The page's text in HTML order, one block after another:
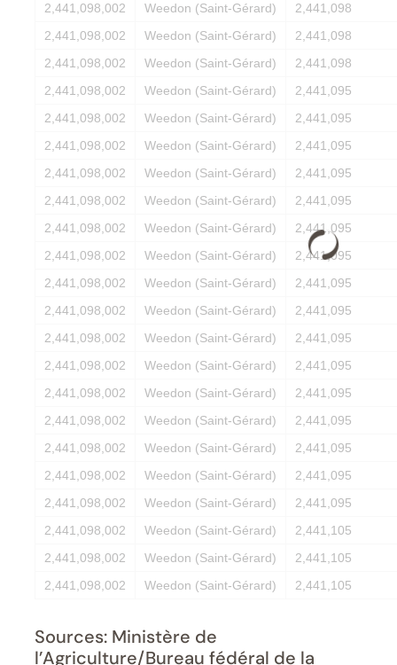
2,441,098,002
Weedon (Saint-Gérard)
2,441,098
2,441,098,002
Weedon (Saint-Gérard)
2,441,098
2,441,098,002
Weedon (Saint-Gérard)
2,441,098
2,441,098,002
Weedon (Saint-Gérard)
2,441,095
2,441,098,002
Weedon (Saint-Gérard)
2,441,095
2,441,098,002
Weedon (Saint-Gérard)
2,441,095
2,441,098,002
Weedon (Saint-Gérard)
2,441,095
2,441,098,002
Weedon (Saint-Gérard)
2,441,095
2,441,098,002
Weedon (Saint-Gérard)
2,441,095
2,441,098,002
Weedon (Saint-Gérard)
2,441,095
2,441,098,002
Weedon (Saint-Gérard)
2,441,095
2,441,098,002
Weedon (Saint-Gérard)
2,441,095
2,441,098,002
Weedon (Saint-Gérard)
2,441,095
2,441,098,002
Weedon (Saint-Gérard)
2,441,095
2,441,098,002
Weedon (Saint-Gérard)
2,441,095
2,441,098,002
Weedon (Saint-Gérard)
2,441,095
2,441,098,002
Weedon (Saint-Gérard)
2,441,095
2,441,098,002
Weedon (Saint-Gérard)
2,441,095
2,441,098,002
Weedon (Saint-Gérard)
2,441,095
2,441,098,002
Weedon (Saint-Gérard)
2,441,105
2,441,098,002
Weedon (Saint-Gérard)
2,441,105
2,441,098,002
Weedon (Saint-Gérard) 2,441,105
Sources: Ministère de
l’Agriculture/Bureau fédéral de la